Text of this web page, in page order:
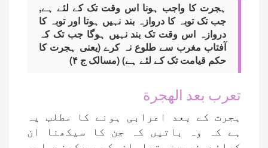
ہجرت کا واجب ہونا اس وقت تک کے لئے ہے,
جب تک توبہ کا دروازہ بند نہیں ہوتا اور توبہ کا
دروازہ اس وقت تک بند نہیں ہوگا جب تک کہ
آفتاب مغرب سے طلوع نہ کرے (یعنی ہجرت کا
حکم قیامت تک کے لئے ہے) (مسالک ج ۴)
تعرب بعد الهجرة
ہجرت کے بعد اعرابی ہونے کا مطلب یہ
ہے کہ وہ باتیں کہ جن کا سیکھنا ان